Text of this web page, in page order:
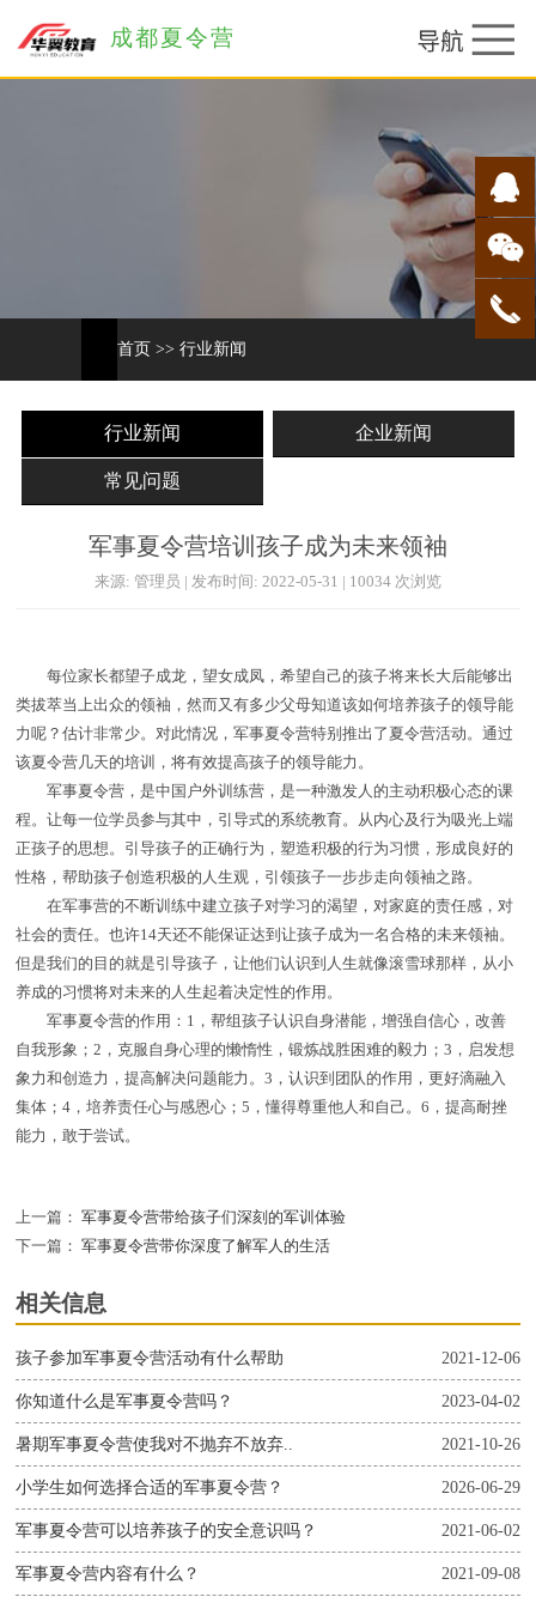
成都夏令营
首页 >> 行业新闻
行业新闻 企业新闻
常见问题
军事夏令营培训孩子成为未来领袖
来源: 管理员 | 发布时间: 2022-05-31 | 10034 次浏览
每位家长都望子成龙，望女成凤，希望自己的孩子将来长大后能够出
类拔萃当上出众的领袖，然而又有多少父母知道该如何培养孩子的领导能
力呢？估计非常少。对此情况，军事夏令营特别推出了夏令营活动。通过
该夏令营几天的培训，将有效提高孩子的领导能力。
军事夏令营，是中国户外训练营，是一种激发人的主动积极心态的课
程。让每一位学员参与其中，引导式的系统教育。从内心及行为吸光上端
正孩子的思想。引导孩子的正确行为，塑造积极的行为习惯，形成良好的
性格，帮助孩子创造积极的人生观，引领孩子一步步走向领袖之路。
在军事营的不断训练中建立孩子对学习的渴望，对家庭的责任感，对
社会的责任。也许14天还不能保证达到让孩子成为一名合格的未来领袖。
但是我们的目的就是引导孩子，让他们认识到人生就像滚雪球那样，从小
养成的习惯将对未来的人生起着决定性的作用。
军事夏令营的作用：1，帮组孩子认识自身潜能，增强自信心，改善
自我形象；2，克服自身心理的懒惰性，锻炼战胜困难的毅力；3，启发想
象力和创造力，提高解决问题能力。3，认识到团队的作用，更好滴融入
集体；4，培养责任心与感恩心；5，懂得尊重他人和自己。6，提高耐挫
能力，敢于尝试。
上一篇： 军事夏令营带给孩子们深刻的军训体验
下一篇： 军事夏令营带你深度了解军人的生活
相关信息
2021-12-06
孩子参加军事夏令营活动有什么帮助
2023-04-02
你知道什么是军事夏令营吗？
2021-10-26
暑期军事夏令营使我对不抛弃不放弃..
2026-06-29
小学生如何选择合适的军事夏令营？
2021-06-02
军事夏令营可以培养孩子的安全意识吗？
2021-09-08
军事夏令营内容有什么？